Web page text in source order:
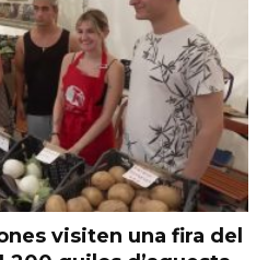
visiten una fira del